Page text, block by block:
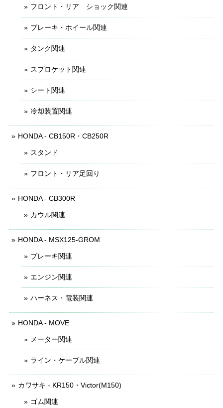
フロント・リア ショック関連
ブレーキ・ホイール関連
タンク関連
スプロケット関連
シート関連
冷却装置関連
HONDA - CB150R・CB250R
スタンド
フロント・リア足回り
HONDA - CB300R
カウル関連
HONDA - MSX125-GROM
ブレーキ関連
エンジン関連
ハーネス・電装関連
HONDA - MOVE
メーター関連
ライン・ケーブル関連
カワサキ - KR150・Victor(M150)
ゴム関連